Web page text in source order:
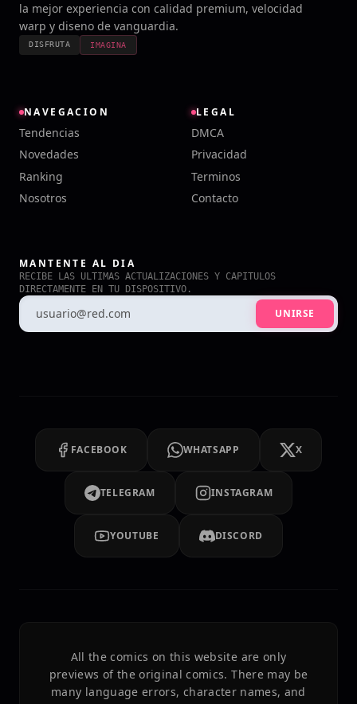
la mejor experiencia con calidad premium, velocidad
warp y diseno de vanguardia.
DISFRUTA IMAGINA
NAVEGACION
Tendencias
Novedades
Ranking
Nosotros
LEGAL
DMCA
Privacidad
Terminos
Contacto
MANTENTE AL DIA
RECIBE LAS ULTIMAS ACTUALIZACIONES Y CAPITULOS
DIRECTAMENTE EN TU DISPOSITIVO.
UNIRSE
FACEBOOK WHATSAPP X
TELEGRAM INSTAGRAM
YOUTUBE DISCORD
All the comics on this website are only
previews of the original comics. There may be
many language errors, character names, and